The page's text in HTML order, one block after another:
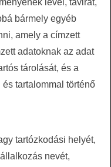
levél, távirat,
bármely egyéb
amely a címzett
adatoknak az adat
tárolását, és a
tartalommal történő
tartózkodási helyét,
nevét,